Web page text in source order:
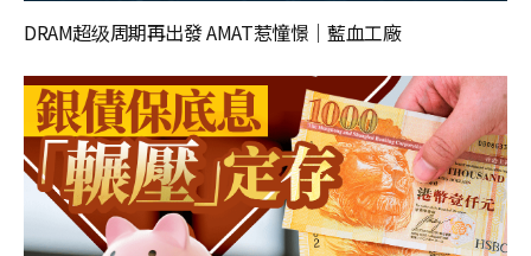
DRAM超级周期再出發 AMAT惹憧憬｜藍血工廠